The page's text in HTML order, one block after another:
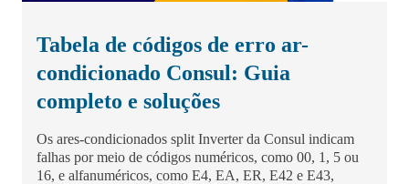
Tabela de códigos de erro ar-
condicionado Consul: Guia
completo e soluções
Os ares-condicionados split Inverter da Consul indicam
falhas por meio de códigos numéricos, como 00, 1, 5 ou
16, e alfanuméricos, como E4, EA, ER, E42 e E43,